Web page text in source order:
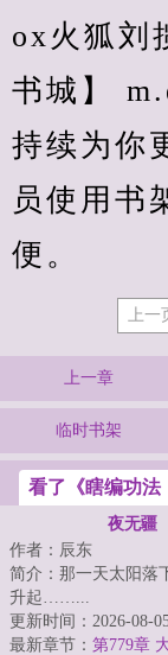
ox火狐刘
书城】
持续为你
员使用书
便。
上一
上一章
临时书架
看了《瞎编功法
夜无疆
作者：辰东
简介：那一天太阳落
升起……...
更新时间：2026-08-
最新章节： 第779章